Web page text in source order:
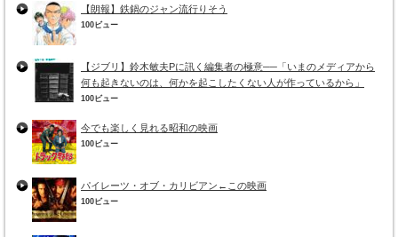
【朗報】鉄鍋のジャン流行りそう
100ビュー
【ジブリ】鈴木敏夫Pに訊く編集者の極意──「いまのメディアから
何も起きないのは、何かを起こしたくない人が作っているから」
100ビュー
今でも楽しく見れる昭和の映画
100ビュー
パイレーツ・オブ・カリビアン←この映画
100ビュー